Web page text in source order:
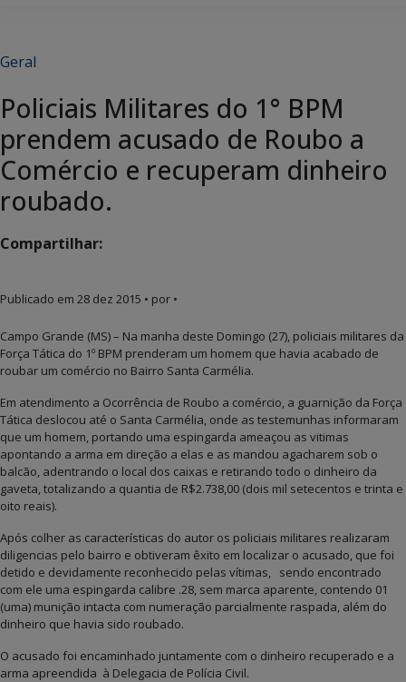
Geral
Policiais Militares do 1° BPM
prendem acusado de Roubo a
Comércio e recuperam dinheiro
roubado.
Compartilhar:
Publicado em 28 dez 2015 • por •
Campo Grande (MS) – Na manha deste Domingo (27), policiais militares da
Força Tática do 1º BPM prenderam um homem que havia acabado de
roubar um comércio no Bairro Santa Carmélia.
Em atendimento a Ocorrência de Roubo a comércio, a guarnição da Força
Tática deslocou até o Santa Carmélia, onde as testemunhas informaram
que um homem, portando uma espingarda ameaçou as vitimas
apontando a arma em direção a elas e as mandou agacharem sob o
balcão, adentrando o local dos caixas e retirando todo o dinheiro da
gaveta, totalizando a quantia de R$2.738,00 (dois mil setecentos e trinta e
oito reais).
Após colher as características do autor os policiais militares realizaram
diligencias pelo bairro e obtiveram êxito em localizar o acusado, que foi
detido e devidamente reconhecido pelas vítimas, sendo encontrado
com ele uma espingarda calibre .28, sem marca aparente, contendo 01
(uma) munição intacta com numeração parcialmente raspada, além do
dinheiro que havia sido roubado.
O acusado foi encaminhado juntamente com o dinheiro recuperado e a
arma apreendida à Delegacia de Polícia Civil.